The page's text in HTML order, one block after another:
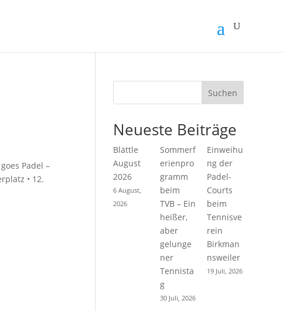
Padel –
• 12.
Suchen
Neueste Beiträge
Blättle
August
2026
6 August,
2026
Sommerf
erienpro
gramm
beim
TVB – Ein
heißer,
aber
gelunge
ner
Tennista
g
30 Juli, 2026
Einweihu
ng der
Padel-
Courts
beim
Tennisve
rein
Birkman
nsweiler
19 Juli, 2026